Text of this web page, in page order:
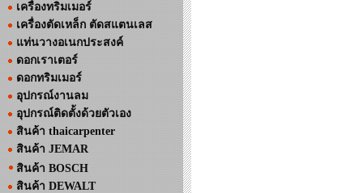
เครื่องทริมเมอร์
เครื่องตัดเหล็ก ตัดสแตนเลส
แท่นวางอเนกประสงค์
ดอกเราเตอร์
ดอกทริมเมอร์
อุปกรณ์งานลม
อุปกรณ์ติดตั้งด้วยตัวเอง
สินค้า thaicarpenter
สินค้า JEMAR
สินค้า BOSCH
สินค้า DEWALT